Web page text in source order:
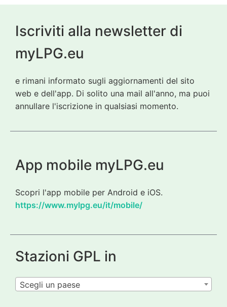
Iscriviti alla newsletter di
myLPG.eu
e rimani informato sugli aggiornamenti del sito
web e dell'app. Di solito una mail all'anno, ma puoi
annullare l'iscrizione in qualsiasi momento.
App mobile myLPG.eu
Scopri l'app mobile per Android e iOS.
https://www.mylpg.eu/it/mobile/
Stazioni GPL in
Scegli un paese